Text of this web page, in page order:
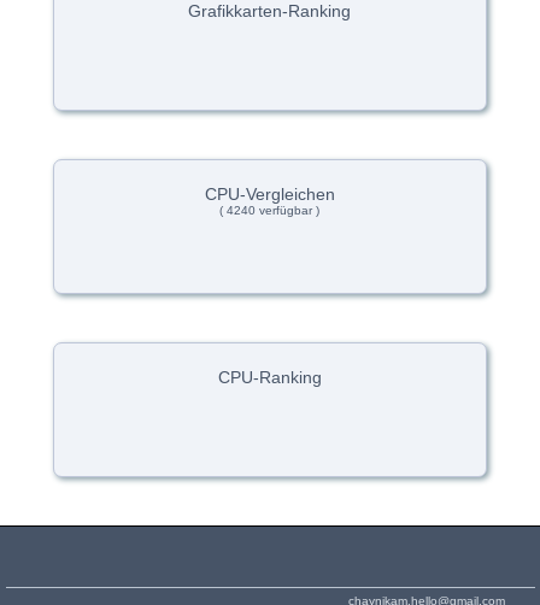
Grafikkarten-Ranking
CPU-Vergleichen
( 4240 verfügbar )
CPU-Ranking
chaynikam.hello@gmail.com